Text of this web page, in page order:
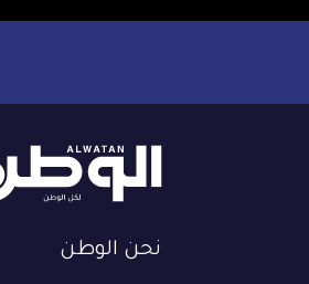
نحن الوطن